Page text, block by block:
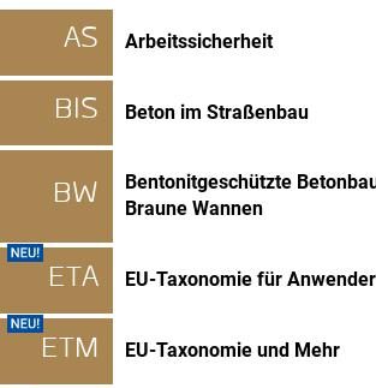
AS Arbeitssicherheit
BIS Beton im Straßenbau
BW
Bentonitgeschützte
Braune Wannen
ETA EU-Taxonomie für Anwender
ETM EU-Taxonomie und Mehr